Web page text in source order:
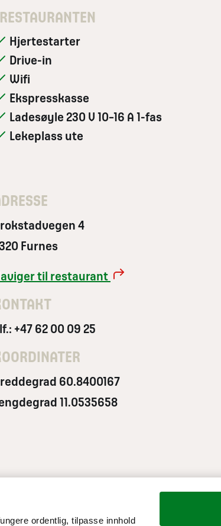
ordentlig, tilpasse innhold
I RESTAURANTEN
Hjertestarter
Drive-in
Wifi
Ekspresskasse
Ladesøyle 230 V 10–16 A 1-fas
Lekeplass ute
4
Furnes
til restaurant
+47 62 00 09 25
60.8400167
11.0535658